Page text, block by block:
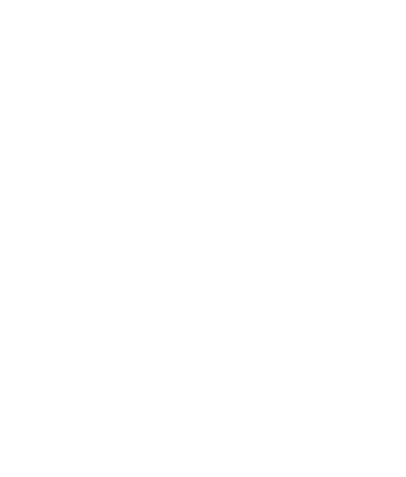
hin zu einem schönen Rosa.
Gemüse, das
dieses zarten Blumenkohls ist
€*
Grüner Blumenkohl
Der Blumenkohl Verde
eine traditionsreiche